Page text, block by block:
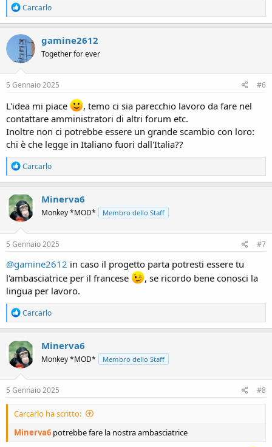
R
e
a
c
t
i
o
n
s
Carcarlo
gamine2612
Together for ever
5 Gennaio 2025 #6
L'idea mi piace
, temo ci sia parecchio lavoro da fare nel
contattare amministratori di altri forum etc.
Inoltre non ci potrebbe essere un grande scambio con loro:
chi è che legge in Italiano fuori dall'Italia??
R
e
a
c
t
i
o
n
s
Carcarlo
Minerva6
Monkey *MOD* Membro dello Staff
5 Gennaio 2025 #7
@gamine2612 in caso il progetto parta potresti essere tu
l'ambasciatrice per il francese
, se ricordo bene conosci la
lingua per lavoro.
R
e
a
c
t
i
o
n
s
Carcarlo
Minerva6
Monkey *MOD* Membro dello Staff
5 Gennaio 2025 #8
Carcarlo ha scritto:
Minerva6 potrebbe fare la nostra ambasciatrice